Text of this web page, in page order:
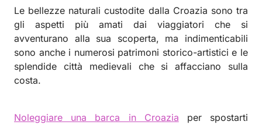
Le bellezze naturali custodite dalla Croazia sono tra
gli aspetti più amati dai viaggiatori che si
avventurano alla sua scoperta, ma indimenticabili
sono anche i numerosi patrimoni storico-artistici e le
splendide città medievali che si affacciano sulla
costa.
Noleggiare una barca in Croazia per spostarti